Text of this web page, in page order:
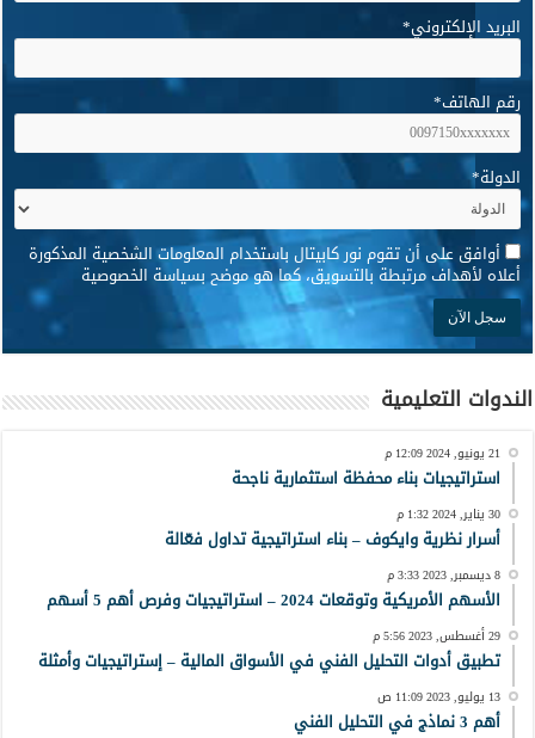
البريد الإلكتروني*
رقم الهاتف*
الدولة*
* أوافق على أن تقوم نور كابيتال باستخدام المعلومات الشخصية المذكورة
أعلاه لأهداف مرتبطة بالتسويق، كما هو موضح بسياسة الخصوصية
الندوات التعليمية
21 يونيو, 2024 12:09 م
استراتيجيات بناء محفظة استثمارية ناجحة
30 يناير, 2024 1:32 م
أسرار نظرية وايكوف – بناء استراتيجية تداول فعّالة
8 ديسمبر, 2023 3:33 م
الأسهم الأمريكية وتوقعات 2024 – استراتيجيات وفرص أهم 5 أسهم
29 أغسطس, 2023 5:56 م
تطبيق أدوات التحليل الفني في الأسواق المالية – إستراتيجيات وأمثلة
13 يوليو, 2023 11:09 ص
أهم 3 نماذج في التحليل الفني